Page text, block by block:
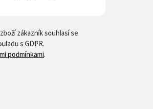
zákazník souhlasí se
s GDPR.
podmínkami.